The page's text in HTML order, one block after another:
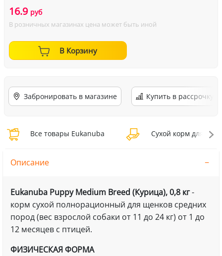
16.9 руб
В розничных магазинах цена может быть иной
В Корзину
Забронировать в магазине Купить в рассрочку
Все товары Eukanuba Сухой корм для
Описание
Eukanuba Puppy Medium Breed (Курица), 0,8 кг-
корм сухой полнорационный для щенков средних
пород (вес взрослой собаки от 11 до 24 кг) от 1 до
12 месяцев с птицей.
ФИЗИЧЕСКАЯ ФОРМА